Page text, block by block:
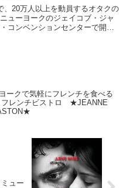
、20万人以上を動員するオタクの
ューヨークのジェイコブ・ジャ
コンベンションセンターで開催
ークで気軽にフレンチを食べる
レンチビストロ ★JEANNE
ュー